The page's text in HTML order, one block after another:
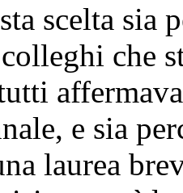
scelta sia
che
e sia
laurea